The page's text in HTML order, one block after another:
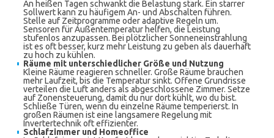
An heißen Tagen schwankt die Belastung stark. Ein starrer
Sollwert kann zu häufigem An- und Abschalten führen.
Stelle auf Zeitprogramme oder adaptive Regeln um.
Sensoren für Außentemperatur helfen, die Leistung
stufenlos anzupassen. Bei plötzlicher Sonneneinstrahlung
ist es oft besser, kurz mehr Leistung zu geben als dauerhaft
zu hoch zu kühlen.
Räume mit unterschiedlicher Größe und Nutzung
Kleine Räume reagieren schneller. Große Räume brauchen
mehr Laufzeit, bis die Temperatur sinkt. Offene Grundrisse
verteilen die Luft anders als abgeschlossene Zimmer. Setze
auf Zonensteuerung, damit du nur dort kühlt, wo du bist.
Schließe Türen, wenn du einzelne Räume temperierst. In
großen Räumen ist eine langsamere Regelung mit
Invertertechnik oft effizienter.
Schlafzimmer und Homeoffice